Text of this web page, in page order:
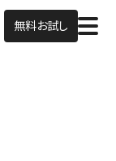
無料お試し